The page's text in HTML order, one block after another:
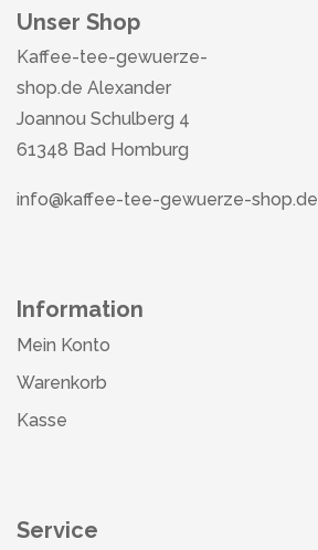
Unser Shop
Kaffee-tee-gewuerze-
shop.de Alexander
Joannou Schulberg 4
61348 Bad Homburg
info@kaffee-tee-gewuerze-shop.de
Information
Mein Konto
Warenkorb
Kasse
Service